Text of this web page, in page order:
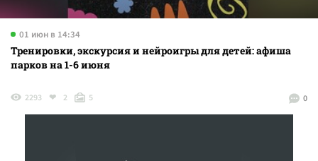
01 июн в 14:34
Тренировки, экскурсия и нейроигры для детей: афиша
парков на 1-6 июня
0
2293 2 5